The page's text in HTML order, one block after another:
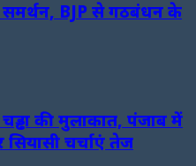
समर्थन, BJP से गठबंधन के
की मुलाकात, पंजाब में
सियासी चर्चाएं तेज